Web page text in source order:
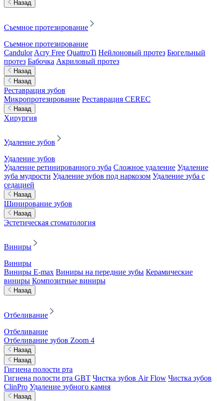
Назад
Съемное протезирование
Съемное протезирование
Candulor Acry Free QuattroTi Нейлоновый протез Бюгельный
протез Бабочка Акриловый протез
Назад
Назад
Реставрация зубов
Микропротезирование Реставрация CEREC
Назад
Хирургия
Удаление зубов
Удаление зубов
Удаление ретинированного зуба Сложное удаление Удаление
зуба мудрости Удаление зубов под наркозом Удаление зуба с
седацией
Назад
Шинирование зубов
Назад
Эстетическая стоматология
Виниры
Виниры
Виниры E-max Виниры на передние зубы Керамические
виниры Композитные виниры
Назад
Отбеливание
Отбеливание
Отбеливание зубов Zoom 4
Назад
Назад
Гигиена полости рта
Гигиена полости рта GBT Чистка зубов Air Flow Чистка зубов
ClinPro Удаление зубного камня
Назад